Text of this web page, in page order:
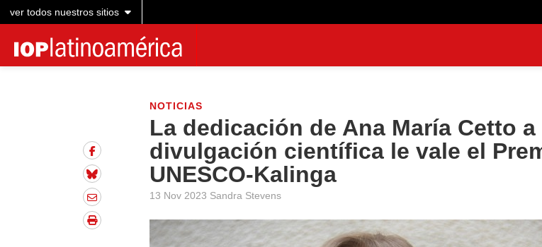
ver todos nuestros sitios
NOTICIAS
La dedicación de Ana María Cetto a
divulgación científica le vale el
UNESCO-Kalinga
13 Nov 2023 Sandra Stevens